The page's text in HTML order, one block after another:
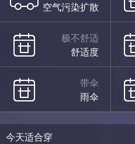
空气污染扩散
极不舒适
舒适度
带伞
雨伞
今天适合穿